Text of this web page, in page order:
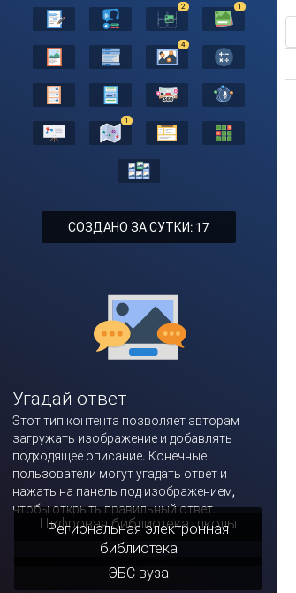
2 1
4
1
СОЗДАНО ЗА СУТКИ: 17
Угадай ответ
Этот тип контента позволяет авторам
загружать изображение и добавлять
подходящее описание. Конечные
пользователи могут угадать ответ и
нажать на панель под изображением,
чтобы открыть правильный ответ.
Цифровая библиотека школы
Региональная электронная
библиотека
ЭБС вуза